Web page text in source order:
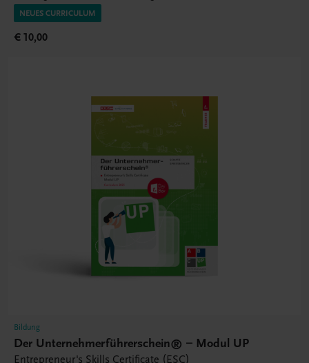
NEUES CURRICULUM
€ 10,00
Bildung
Der Unternehmerführerschein® – Modul UP
Entrepreneur's Skills Certificate (ESC)